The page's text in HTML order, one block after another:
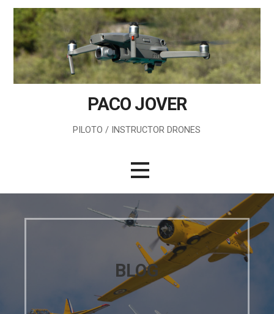
Saltar
contenido
PACO JOVER
PILOTO / INSTRUCTOR DRONES
BLOG